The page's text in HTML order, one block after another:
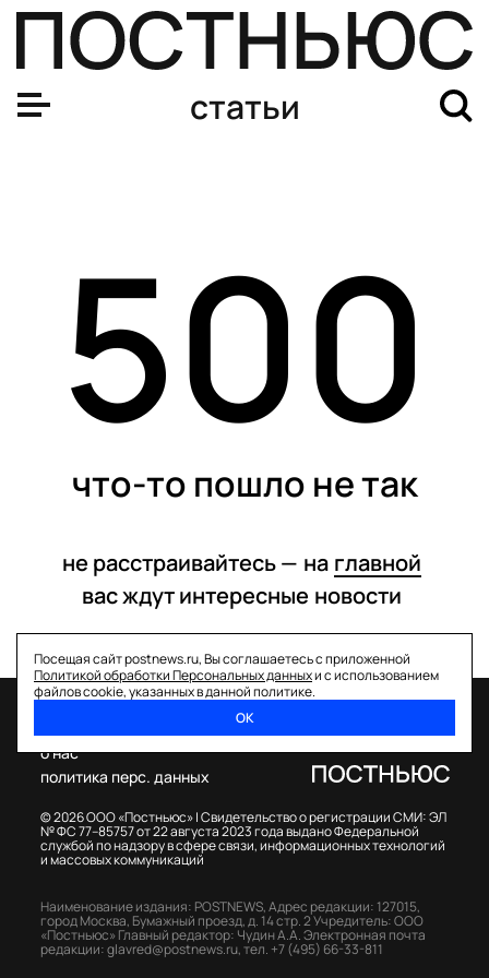
статьи
500
что-то пошло не так
не расстраивайтесь — на главной
вас ждут интересные новости
Посещая сайт postnews.ru, Вы соглашаетесь с приложенной
Политикой обработки Персональных данныхи с использованием
файлов cookie, указанных в данной политике.
ОК
© 2026 ООО «Постньюс» |Свидетельство о регистрации СМИ: ЭЛ
№ ФС 77–85757 от 22 августа 2023 года выдано Федеральной
службой по надзору в сфере связи, информационных технологий
и массовых коммуникаций
о нас
политика перс. данных
Наименование издания: POSTNEWS,Адрес редакции: 127015,
город Москва, Бумажный проезд, д. 14 стр. 2Учредитель: ООО
«Постньюс» Главный редактор: Чудин А.А.Электронная почта
редакции:glavred@postnews.ru,тел. +7 (495) 66-33-811
«Шаромания» космического масштаба: почему НЛО